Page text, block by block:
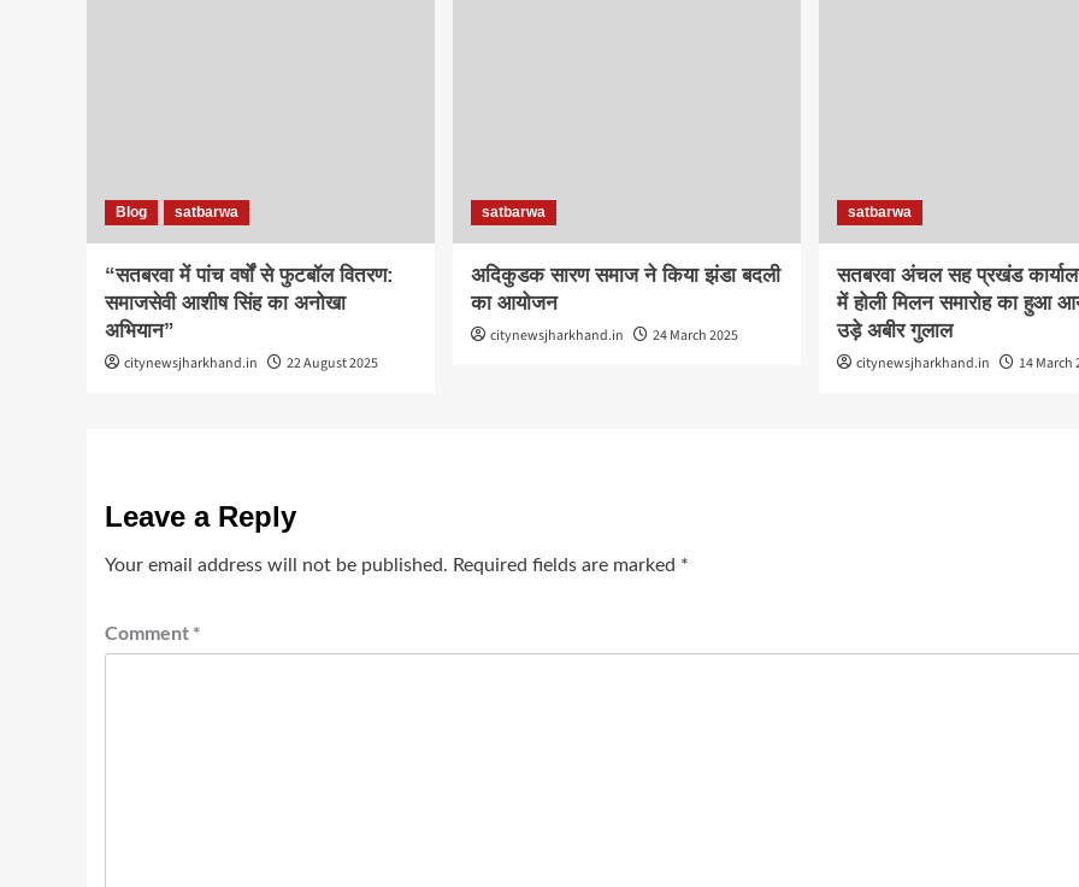
Blog satbarwa
“सतबरवा में पांच वर्षों से फुटबॉल वितरण:
समाजसेवी आशीष सिंह का अनोखा
अभियान”
citynewsjharkhand.in 22 August 2025
satbarwa
अदिकुडक सारण समाज ने किया झंडा बदली
का आयोजन
citynewsjharkhand.in 24 March 2025
satbarwa
सतबरवा अंचल सह प्रखंड
में होली मिलन समारोह का हुआ
उड़े अबीर गुलाल
citynewsjharkhand.in 14 March
Leave a Reply
Your email address will not be published. Required fields are marked *
Comment *